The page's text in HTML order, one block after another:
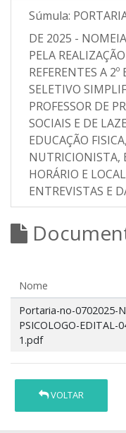
Súmula:
DE 2025 -
PELA
REFERENTES A
SELETIVO
PROFESSOR DE
SOCIAIS E DE
EDUCAÇÃO
NUTRICIONISTA,
HORÁRIO E
ENTREVISTAS E
Nome
Portaria-no-0702025-
PSICOLOGO-EDITAL-
1.pdf
VOLTAR